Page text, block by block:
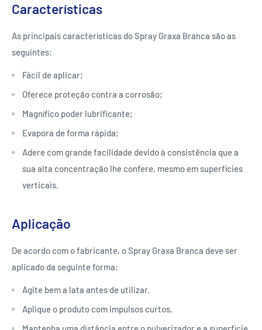
Características
As principais características do Spray Graxa Branca são as
seguintes:
Fácil de aplicar;
Oferece proteção contra a corrosão;
Magnífico poder lubrificante;
Evapora de forma rápida;
Adere com grande facilidade devido à consistência que a
sua alta concentração lhe confere, mesmo em superfícies
verticais.
Aplicação
De acordo com o fabricante, o Spray Graxa Branca deve ser
aplicado da seguinte forma:
Agite bem a lata antes de utilizar.
Aplique o produto com impulsos curtos.